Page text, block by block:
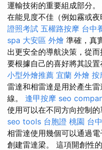
運輸技術的重要組成部分。
在能見度不佳（例如霧或夜
證照考試 五權路按摩 台中
spa 大安區 外燴 準確，真
出更安全的導航決策，從
要根據自己的喜好將其設置
小型外燴推薦 宜蘭 外燴 按
雷達和相雷達是用於產生
線。 逢甲按摩 seo
使用可以在不同方向控制的
seo tools 台胞證 桃園 台
相雷達使用幾個可以通過
創建雷達梁。 這項開創性